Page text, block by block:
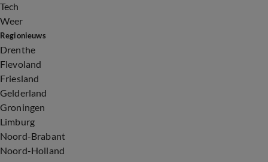
Tech
Weer
Regionieuws
Drenthe
Flevoland
Friesland
Gelderland
Groningen
Limburg
Noord-Brabant
Noord-Holland